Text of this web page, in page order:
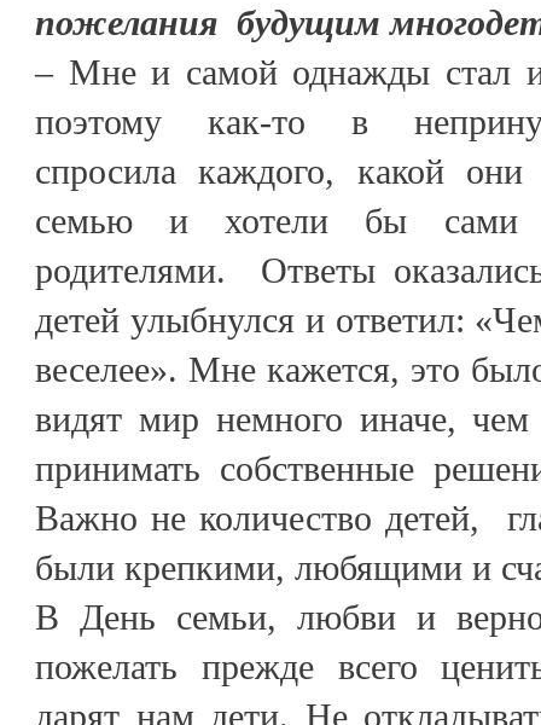
пожелания будущим
– Мне и самой однажды стал
поэтому как-то в
спросила каждого, какой
семью и хотели бы сами
родителями. Ответы
детей улыбнулся и ответил:
веселее». Мне кажется, это
видят мир немного иначе,
принимать собственные
Важно не количество детей,
были крепкими, любящими и
В День семьи, любви и
пожелать прежде всего
дарят нам дети. Не